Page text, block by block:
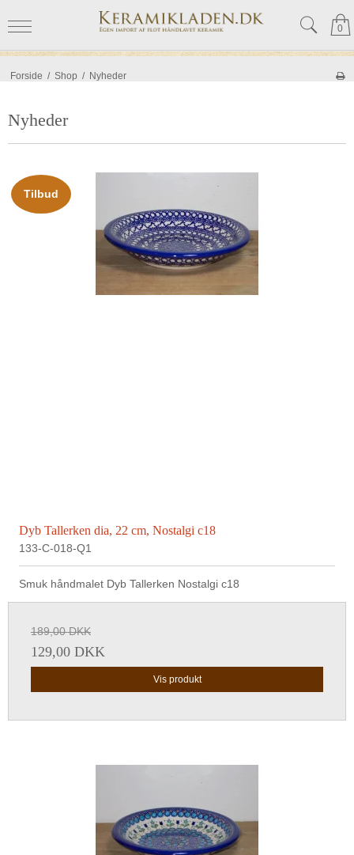
0
Forside / Shop / Nyheder
Nyheder
Tilbud
Dyb Tallerken dia, 22 cm, Nostalgi c18
133-C-018-Q1
Smuk håndmalet Dyb Tallerken Nostalgi c18
189,00 DKK
129,00 DKK
Vis produkt